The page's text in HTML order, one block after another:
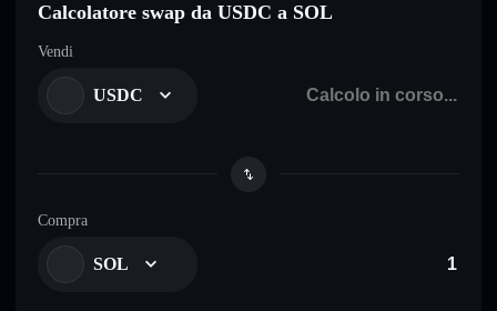
Calcolatore swap da USDC a SOL
Vendi
USDC
Compra
SOL